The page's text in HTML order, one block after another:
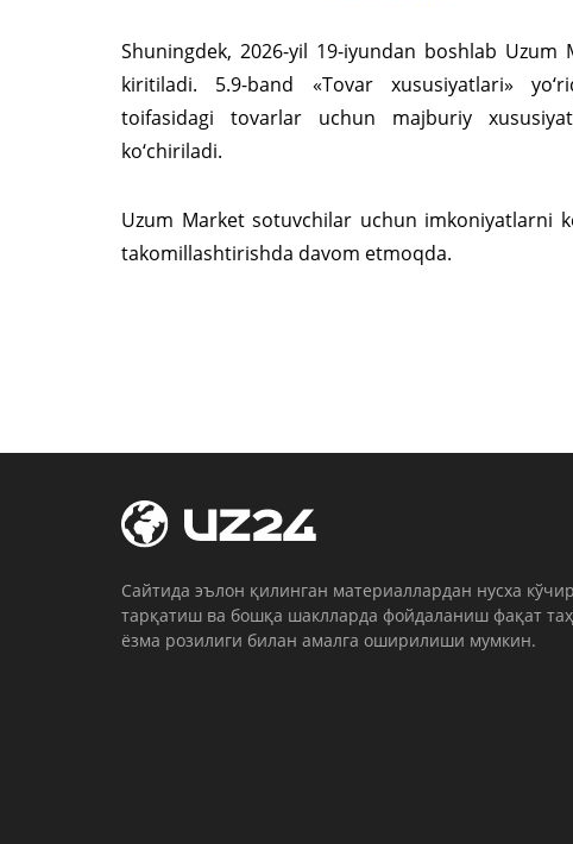
Shuningdek, 2026-yil 19-iyundan boshlab Uzum
kiritiladi. 5.9-band «Tovar xususiyatlari»
toifasidagi tovarlar uchun majburiy
ko‘chiriladi.
Uzum Market sotuvchilar uchun imkoniyatlarni
takomillashtirishda davom etmoqda.
Cайтида эълон қилинган материаллардан нусха
тарқатиш ва бошқа шаклларда фойдаланиш фақат
ёзма розилиги билан амалга оширилиши мумкин.